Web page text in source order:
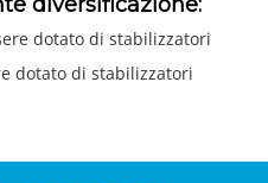
dotato di stabilizzatori
dotato di stabilizzatori